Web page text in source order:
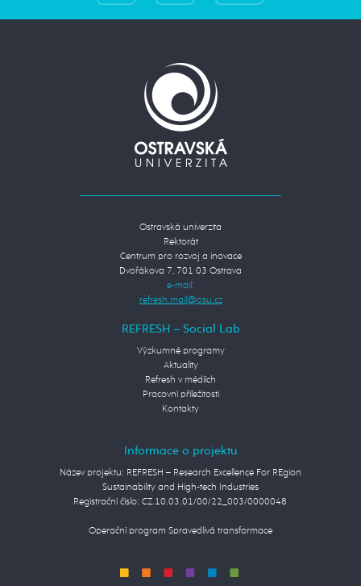
Ostravská univerzita
Rektorát
Centrum pro rozvoj a inovace
Dvořákova 7, 701 03 Ostrava
e-mail:
REFRESH – Social Lab
Výzkumné programy
Aktuality
Refresh v médiích
Pracovní příležitosti
Kontakty
Informace o projektu
Název projektu: REFRESH – Research Excellence For REgion
Sustainability and High-tech Industries
Registrační číslo: CZ.10.03.01/00/22_003/0000048
Operační program Spravedlivá transformace